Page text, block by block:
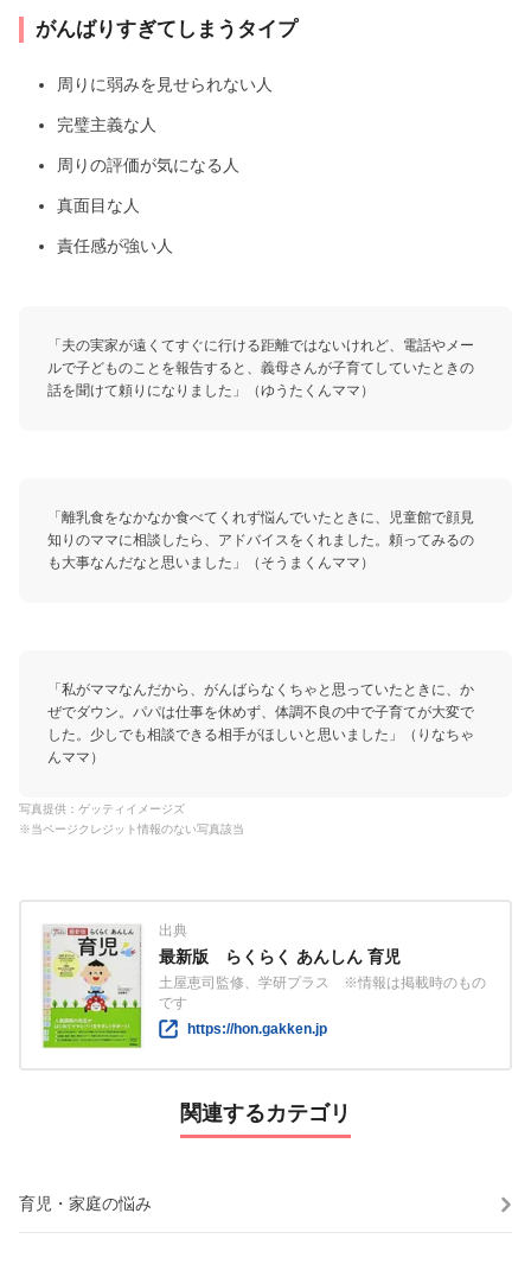
がんばりすぎてしまうタイプ
周りに弱みを見せられない人
完璧主義な人
周りの評価が気になる人
真面目な人
責任感が強い人
「夫の実家が遠くてすぐに行ける距離ではないけれど、電話やメー
ルで子どものことを報告すると、義母さんが子育てしていたときの
話を聞けて頼りになりました」（ゆうたくんママ）
「離乳食をなかなか食べてくれず悩んでいたときに、児童館で顔見
知りのママに相談したら、アドバイスをくれました。頼ってみるの
も大事なんだなと思いました」（そうまくんママ）
「私がママなんだから、がんばらなくちゃと思っていたときに、か
ぜでダウン。パパは仕事を休めず、体調不良の中で子育てが大変で
した。少しでも相談できる相手がほしいと思いました」（りなちゃ
んママ）
写真提供：ゲッティイメージズ
※当ページクレジット情報のない写真該当
出典
最新版 らくらく あんしん 育児
土屋恵司監修、学研プラス ※情報は掲載時のもの
です
https://hon.gakken.jp
関連するカテゴリ
育児・家庭の悩み